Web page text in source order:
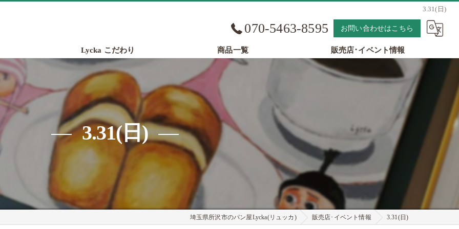
3.31(日)
070-5463-8595 お問い合わせはこちら
Lycka こだわり 商品一覧 販売店･イベント情報
3.31(日)
埼玉県所沢市のパン屋Lycka(リュッカ) 販売店･イベント情報 3.31(日)